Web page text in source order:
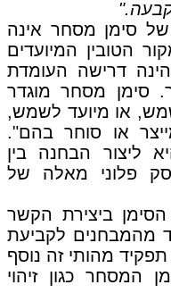
סימן מסחר אינה
הטובין המיועדים
דרישה העומדת
סימן מסחר מוגדר
המשמש, או מיועד לשמש,
או סוחר בהם".
ליצור הבחנה בין
פלוני מאלה של
ביצירת הקשר
מהמבחנים לקביעת
מהותי זה נוסף
המסחר כגון זיהוי